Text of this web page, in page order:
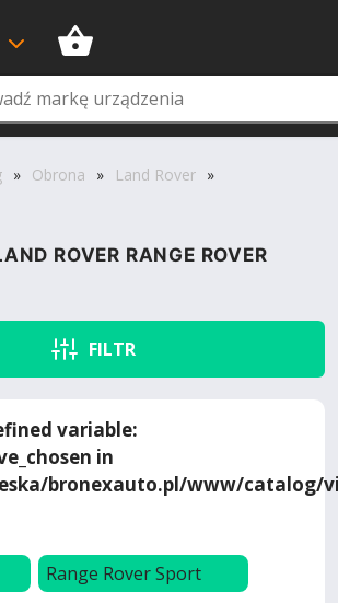
» Obrona » Land Rover »
ROVER RANGE ROVER
FILTR
variable:
in
bronexauto.pl/www/catalog/
Range Rover Sport